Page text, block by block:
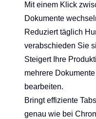
Mit einem Klick
Dokumente
Reduziert täglich
verabschieden Sie
Steigert Ihre
mehrere
bearbeiten.
Bringt effiziente
genau wie bei